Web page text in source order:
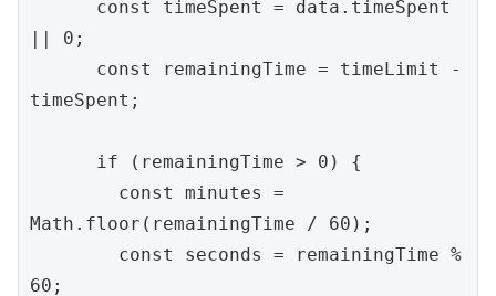
|| 0;
timeSpent;
      if (remainingTime > 0) {
Math.floor(remainingTime / 60);
60;